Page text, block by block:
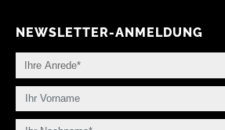
NEWSLETTER-ANMELDUNG